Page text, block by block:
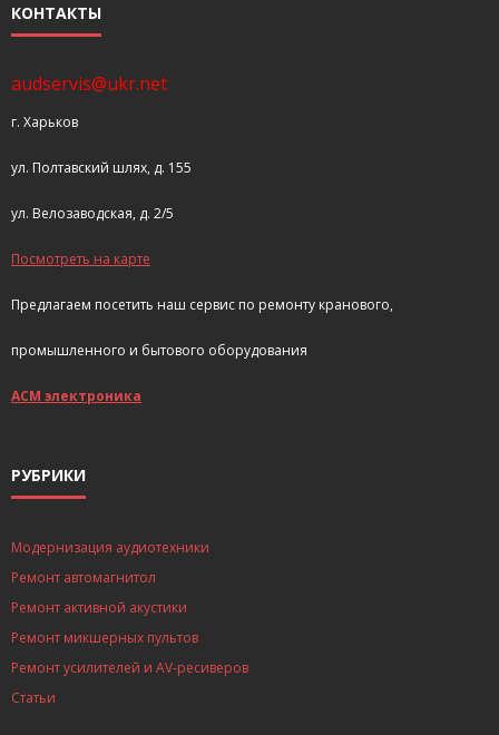
КОНТАКТЫ
audservis@ukr.net
г. Харьков
ул. Полтавский шлях, д. 155
ул. Велозаводская, д. 2/5
Посмотреть на карте
Предлагаем посетить наш сервис по ремонту кранового,
промышленного и бытового оборудования
АСМ электроника
РУБРИКИ
Модернизация аудиотехники
Ремонт автомагнитол
Ремонт активной акустики
Ремонт микшерных пультов
Ремонт усилителей и AV-ресиверов
Статьи